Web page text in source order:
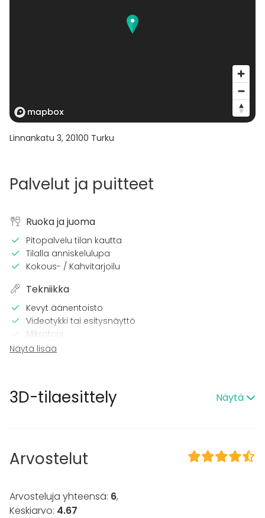
Linnankatu 3, 20100 Turku
Palvelut ja puitteet
Ruoka ja juoma
Pitopalvelu tilan kautta
Tilalla anniskelulupa
Kokous- / Kahvitarjoilu
Tekniikka
Kevyt äänentoisto
Videotykki tai esitysnäyttö
Mikrofoni
Wi-Fi
Tilaan kuuluu
Kalusto
Tapahtumatyypit
Näytä lisää
3D-tilaesittely Näytä
Arvostelut
Arvosteluja yhteensä: 6,
Keskiarvo: 4.67